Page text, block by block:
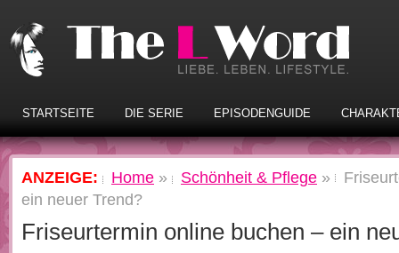
STARTSEITE DIE SERIE EPISODENGUIDE
ANZEIGE: Home » Schönheit & Pflege »
ein neuer Trend?
Friseurtermin online buchen – ein